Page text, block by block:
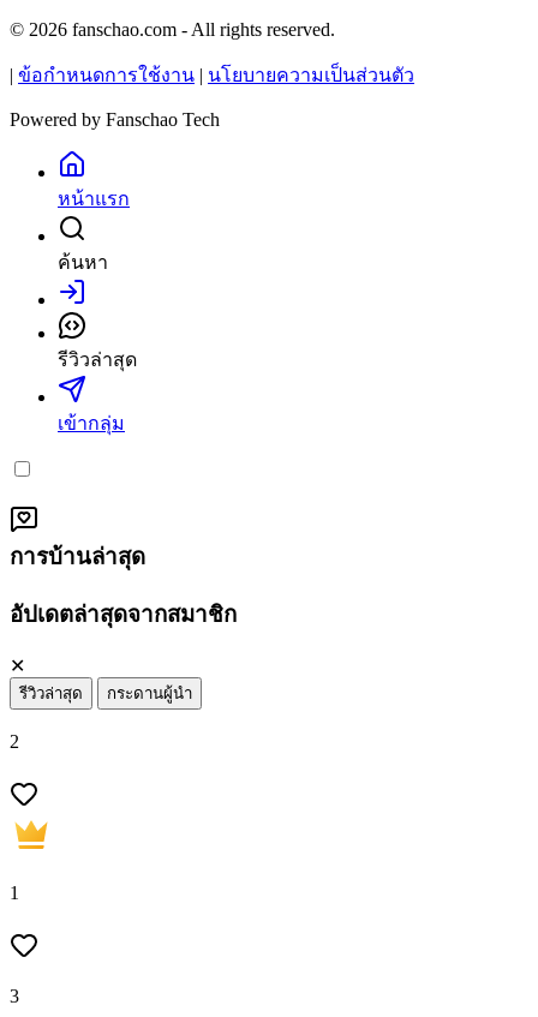
© 2026 fanschao.com - All rights reserved.
ข้อกำหนดการใช้งาน นโยบายความเป็นส่วนตัว
Powered by Fanschao Tech
หน้าแรก
ค้นหา
เข้าสู่ระบบ
รีวิวล่าสุด
เข้ากลุ่ม
การบ้านล่าสุด
อัปเดตล่าสุดจากสมาชิก
✕
รีวิวล่าสุด กระดานผู้นำ
2
1
3